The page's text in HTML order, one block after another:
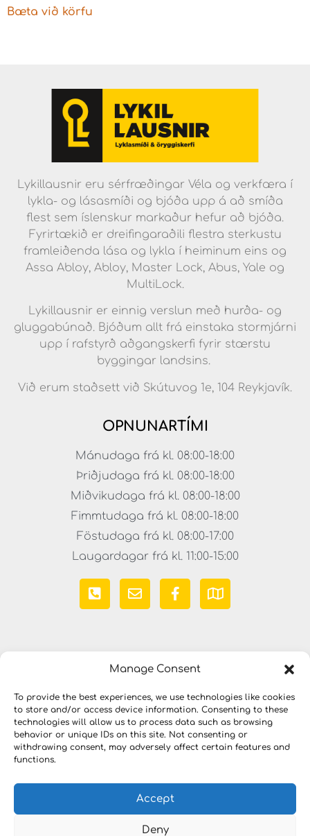
Manage Consent
To provide the best experiences, we use technologies like cookies
to store and/or access device information. Consenting to these
technologies will allow us to process data such as browsing
behavior or unique IDs on this site. Not consenting or
withdrawing consent, may adversely affect certain features and
functions.
Accept
Deny
Bæta við körfu
Lykillausnir eru sérfræðingar Véla og verkfæra í
lykla- og lásasmíði og bjóða upp á að smíða
flest sem íslenskur markaður hefur að bjóða.
Fyrirtækið er dreifingaraðili flestra sterkustu
framleiðenda lása og lykla í heiminum eins og
Assa Abloy, Abloy, Master Lock, Abus, Yale og
MultiLock.
Lykillausnir er einnig verslun með hurða- og
gluggabúnað. Bjóðum allt frá einstaka stormjárni
upp í rafstyrð aðgangskerfi fyrir stærstu
byggingar landsins.
Við erum staðsett við Skútuvog 1e, 104 Reykjavík.
OPNUNARTÍMI
Mánudaga frá kl. 08:00-18:00
Þriðjudaga frá kl. 08:00-18:00
Miðvikudaga frá kl. 08:00-18:00
Fimmtudaga frá kl. 08:00-18:00
Föstudaga frá kl. 08:00-17:00
Laugardagar frá kl. 11:00-15:00
Copyright © 2023 LYKILLAUSNIR. Öll réttindi áskilin